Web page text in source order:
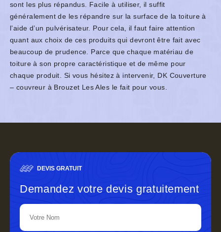
sont les plus répandus. Facile à utiliser, il suffit
généralement de les répandre sur la surface de la toiture à
l’aide d’un pulvérisateur. Pour cela, il faut faire attention
quant aux choix de ces produits qui devront être fait avec
beaucoup de prudence. Parce que chaque matériau de
toiture à son propre caractéristique et de même pour
chaque produit. Si vous hésitez à intervenir, DK Couverture
– couvreur à Brouzet Les Ales le fait pour vous.
DEVIS GRATUIT
Demandez votre devis gratuitement